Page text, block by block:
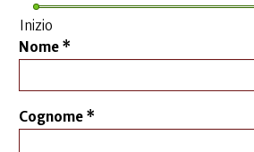
Inizio
Nome *
Cognome *